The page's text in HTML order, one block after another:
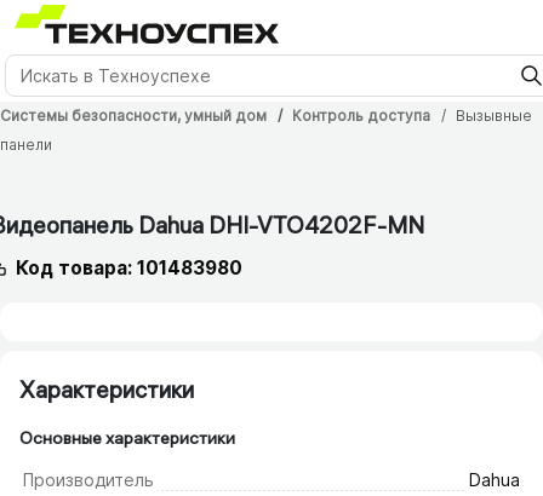
Системы безопасности, умный дом Контроль доступа
Вызывные
панели
Dahua DHI-VTO4202F-MN
Код товара: 101483980
Характеристики
Основные характеристики
Производитель Dahua